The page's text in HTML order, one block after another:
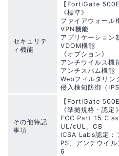
セキュリテ
ィ機能
【FortiGate
《標準》
ファイアウォール
VPN機能
アプリケーション
VDOM機能
《オプション》
アンチウイルス機
アンチスパム機能
Webフィルタリン
侵入検知防御（
その他特記
事項
【FortiGate
《準拠規格・認定》
FCC Part 15
UL/cUL、CB
ICSA Labs認定：
PS、アンチウイ
6